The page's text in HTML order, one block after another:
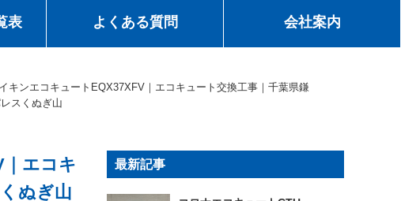
表 よくある質問 会社案内
キンエコキュートEQX37XFV｜エコキュート交換工事｜千葉県鎌
スくぬぎ山
エコキ
ぬぎ山
最新記事